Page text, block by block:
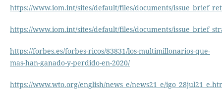
https://www.iom.int/sites/default/files/documents/
https://www.iom.int/sites/default/files/documents/
https://forbes.es/forbes-ricos/83831/los-multimillonarios-que-
mas-han-ganado-y-perdido-en-2020/
https://www.wto.org/english/news_e/news21_e/